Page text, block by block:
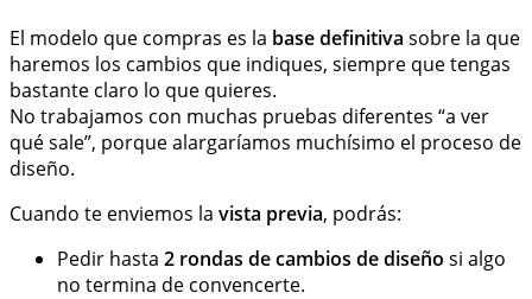
El modelo que compras es la base definitiva sobre la que
haremos los cambios que indiques, siempre que tengas
bastante claro lo que quieres.
No trabajamos con muchas pruebas diferentes “a ver
qué sale”, porque alargaríamos muchísimo el proceso de
diseño.
Cuando te enviemos la vista previa, podrás:
Pedir hasta 2 rondas de cambios de diseño si algo
no termina de convencerte.